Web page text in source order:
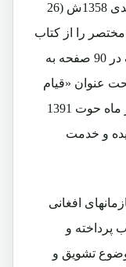
ساز تهاجم آنها 9 ماه بعد یعنی بتاریخ6 جدی 1358ش (26
مختصر را از کتاب
فوق تهیه کرده و آنرا در یک کتاب کوچک در 90 صفحه به
عنوان «قیام
تاریخی مردم هرات ـ 24 حوت 1357» در ماه حوت 1391
و خدمت
افغانی
پرداخته و
تشویق و